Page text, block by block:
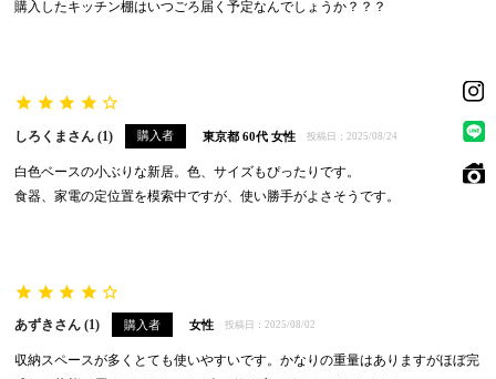
購入したキッチン棚はいつごろ届く予定なんでしょうか？？？
しろくま 1 購入者 東京都 60代 女性 投稿日 2025/08/24
白色ベースの小ぶりな新居。色、サイズもぴったりです。
食器、家電の定位置を模索中ですが、使い勝手がよさそうです。
あずき 1 購入者 女性 投稿日 2025/08/02
収納スペースが多くとても使いやすいです。かなりの重量はありますがほぼ完